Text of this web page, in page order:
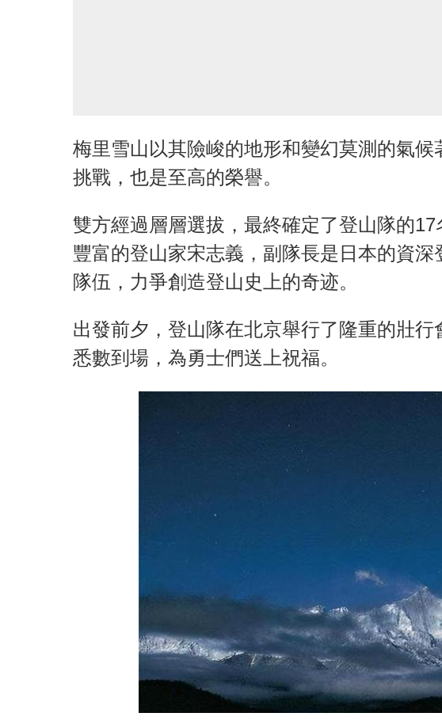
梅里雪山以其險峻的地形和變幻莫測的氣
挑戰，也是至高的榮譽。
雙方經過層層選拔，最終確定了登山隊的
豐富的登山家宋志義，副隊長是日本的資
隊伍，力爭創造登山史上的奇迹。
出發前夕，登山隊在北京舉行了隆重的壯
悉數到場，為勇士們送上祝福。